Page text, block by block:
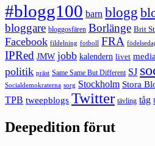
#blogg100 barn blogg
bloggare bloggosfären Borlänge Brit
Facebook fildelning fotboll FRA
IPRed JMW jobb kalendern livet media
politik präst Same Same But Different SJ
Socialdemokraterna sorg Stockholm Stora
TPB tweepblogs Twitter tävling tåg
Deepedition förut